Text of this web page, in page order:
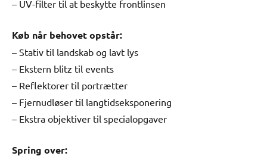
– UV-filter til at beskytte frontlinsen
Køb når behovet opstår:
– Stativ til landskab og lavt lys
– Ekstern blitz til events
– Reflektorer til portrætter
– Fjernudløser til langtidseksponering
– Ekstra objektiver til specialopgaver
Spring over: